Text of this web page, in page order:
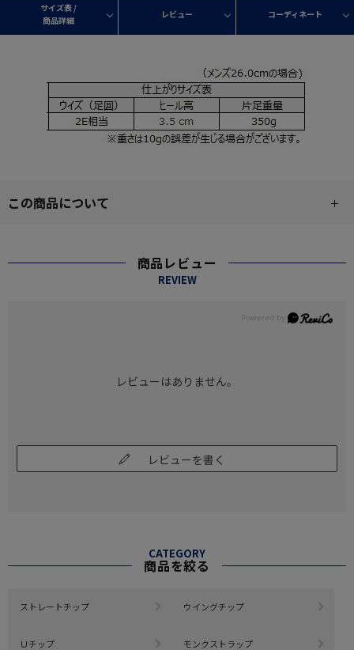
サイズ表 /
商品詳細
レビュー コーディネート
この商品について
商品レビュー
REVIEW
レビューはありません。
レビューを書く
CATEGORY
商品を絞る
ストレートチップ ウイングチップ
Ｕチップ モンクストラップ